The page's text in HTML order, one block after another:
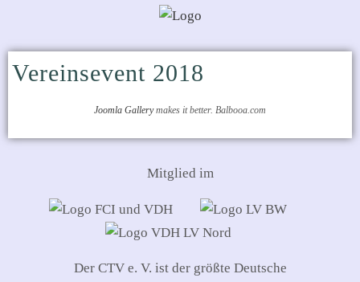
Vereinsevent 2018
Joomla Gallerymakes it better. Balbooa.com
Mitglied im
Der CTV e. V. ist der größte Deutsche